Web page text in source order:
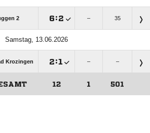
2 : – 35
Samstag, 13.06.2026
Krozingen : – –
12 1 501